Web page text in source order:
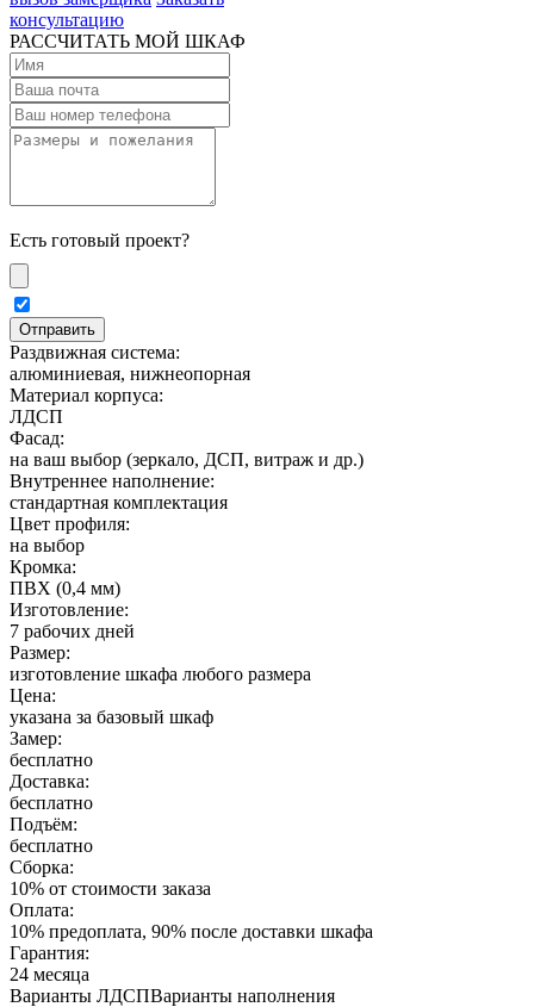
консультацию
РАССЧИТАТЬ МОЙ ШКАФ
Есть готовый проект?
Раздвижная система:
алюминиевая, нижнеопорная
Материал корпуса:
ЛДСП
Фасад:
на ваш выбор (зеркало, ДСП, витраж и др.)
Внутреннее наполнение:
стандартная комплектация
Цвет профиля:
на выбор
Кромка:
ПВХ (0,4 мм)
Изготовление:
7 рабочих дней
Размер:
изготовление шкафа любого размера
Цена:
указана за базовый шкаф
Замер:
бесплатно
Доставка:
бесплатно
Подъём:
бесплатно
Сборка:
10% от стоимости заказа
Оплата:
10% предоплата, 90% после доставки шкафа
Гарантия:
24 месяца
Варианты ЛДСПВарианты наполнения